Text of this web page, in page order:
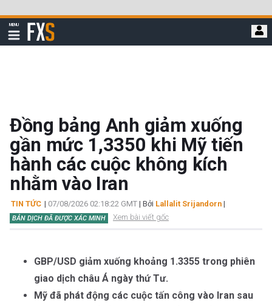
qua
đi
MENU
Hiển
thị
FXStreet
Đồng bảng Anh giảm xuống
gần mức 1,3350 khi Mỹ tiến
hành các cuộc không kích
nhằm vào Iran
TIN TỨC | 07/08/2026 02:18:22 GMT | Bởi Lallalit Srijandorn |
BẢN DỊCH ĐÃ ĐƯỢC XÁC MINH Xem bài viết gốc
GBP/USD giảm xuống khoảng 1.3355 trong phiên
giao dịch châu Á ngày thứ Tư.
Mỹ đã phát động các cuộc tấn công vào Iran sau